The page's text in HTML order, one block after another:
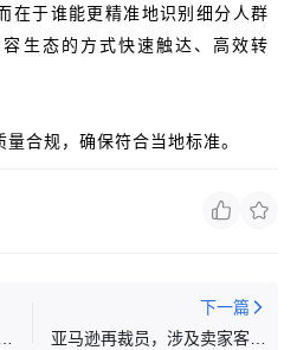
在于谁能更精准地识别细分人群
生态的方式快速触达、高效转
合规，确保符合当地标准。
下一篇
亚马逊再裁员，涉及卖家客服